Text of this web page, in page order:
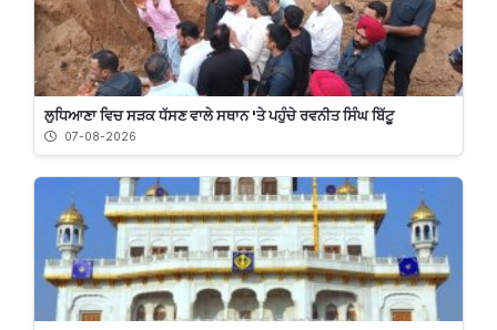
ਲੁਧਿਆਣਾ ਵਿਚ ਸੜਕ ਧੱਸਣ ਵਾਲੇ ਸਥਾਨ 'ਤੇ ਪਹੁੰਚੇ ਰਵਨੀਤ ਸਿੰਘ ਬਿੱਟੂ
07-08-2026